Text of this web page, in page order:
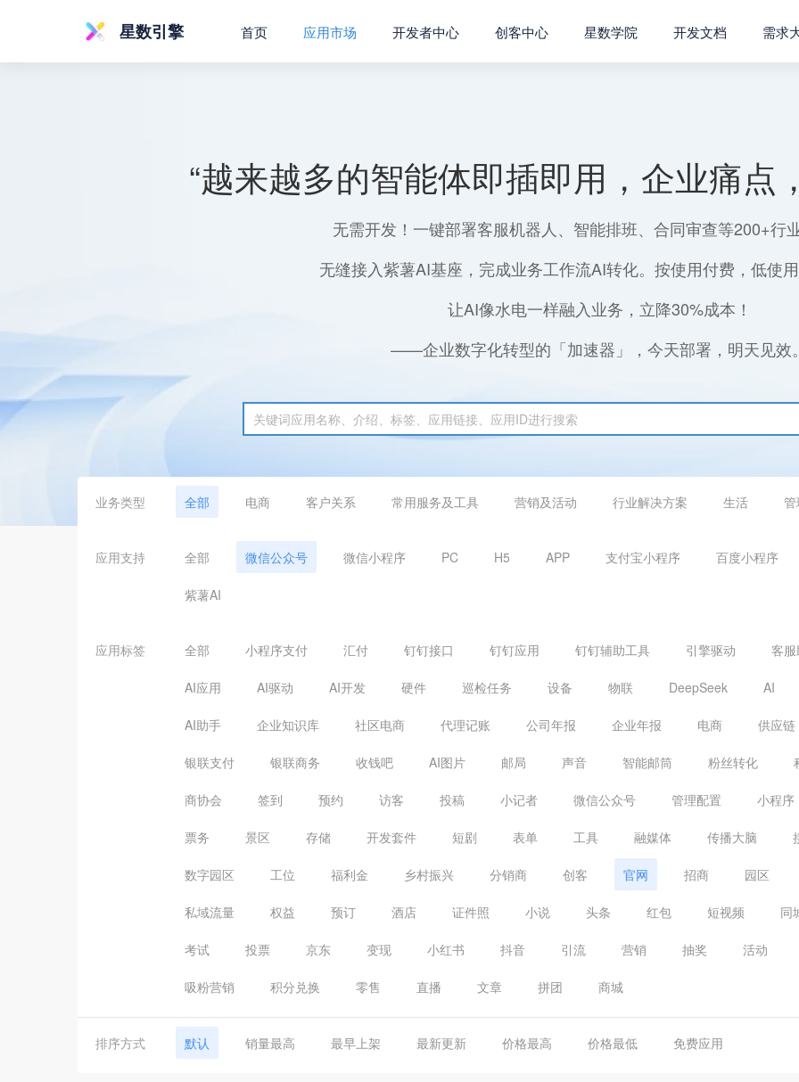
星数引擎 首页 应用市场 开发者中心 创客中心 星数学院 开发文档 需求
“越来越多的智能体即插即用，企业痛点
无需开发！一键部署客服机器人、智能排班、合同审查等200+行
无缝接入紫薯AI基座，完成业务工作流AI转化。按使用付费，低使
让AI像水电一样融入业务，立降30%成本！
——企业数字化转型的「加速器」，今天部署，明天见效
业务类型 全部 电商 客户关系 常用服务及工具 营销及活动 行业解决方案 生活
应用支持 全部 微信公众号 微信小程序 PC H5 APP 支付宝小程序 百度小程序
紫薯AI
应用标签 全部 小程序支付 汇付 钉钉接口 钉钉应用 钉钉辅助工具 引擎驱动 客
AI应用 AI驱动 AI开发 硬件 巡检任务 设备 物联 DeepSeek AI
AI助手 企业知识库 社区电商 代理记账 公司年报 企业年报 电商 供应链
银联支付 银联商务 收钱吧 AI图片 邮局 声音 智能邮筒 粉丝转化
商协会 签到 预约 访客 投稿 小记者 微信公众号 管理配置 小程序
票务 景区 存储 开发套件 短剧 表单 工具 融媒体 传播大脑
数字园区 工位 福利金 乡村振兴 分销商 创客 官网 招商 园区
私域流量 权益 预订 酒店 证件照 小说 头条 红包 短视频 同
考试 投票 京东 变现 小红书 抖音 引流 营销 抽奖 活动
吸粉营销 积分兑换 零售 直播 文章 拼团 商城
排序方式 默认 销量最高 最早上架 最新更新 价格最高 价格最低 免费应用